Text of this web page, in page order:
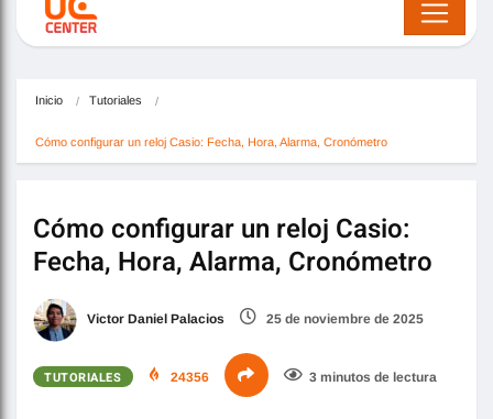
Inicio Tutoriales
Cómo configurar un reloj Casio: Fecha, Hora, Alarma, Cronómetro
Cómo configurar un reloj Casio:
Fecha, Hora, Alarma, Cronómetro
Victor Daniel Palacios 25 de noviembre de 2025
TUTORIALES 24356 3 minutos de lectura